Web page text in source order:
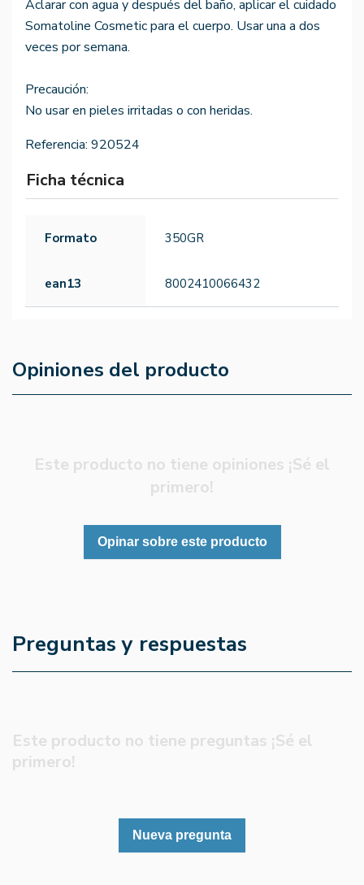
Aclarar con agua y después del baño, aplicar el cuidado
Somatoline Cosmetic para el cuerpo. Usar una a dos
veces por semana.
Precaución:
No usar en pieles irritadas o con heridas.
Referencia: 920524
Ficha técnica
Formato 350GR
ean13 8002410066432
Opiniones del producto
Este producto no tiene opiniones ¡Sé el
primero!
Opinar sobre este producto
Preguntas y respuestas
Este producto no tiene preguntas ¡Sé el
primero!
Nueva pregunta